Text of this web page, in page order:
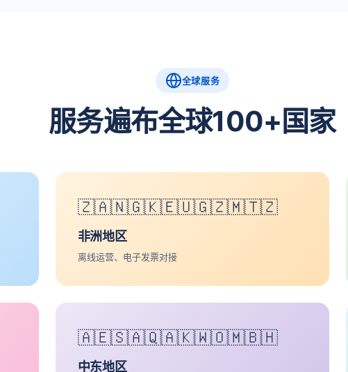
全球服务
服务遍布全球100+国家
🇿🇦🇳🇬🇰🇪🇺🇬🇿🇲🇹🇿
非洲地区
离线运营、电子发票对接
🇦🇪🇸🇦🇶🇦🇰🇼🇴🇲🇧🇭
中东地区